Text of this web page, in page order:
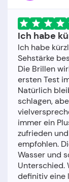
Ich habe
Ich habe
Sehstärke
Die Brillen
ersten Test
Natürlich
schlagen,
immer ein
zufrieden
empfohlen.
Wasser und
Unterschied.
definitiv eine